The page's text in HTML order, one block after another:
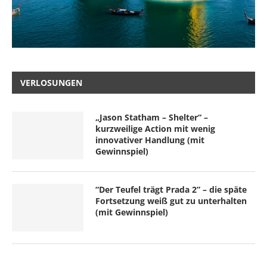
VERLOSUNGEN
„Jason Statham – Shelter“ –
kurzweilige Action mit wenig
innovativer Handlung (mit
Gewinnspiel)
“Der Teufel trägt Prada 2” – die späte
Fortsetzung weiß gut zu unterhalten
(mit Gewinnspiel)